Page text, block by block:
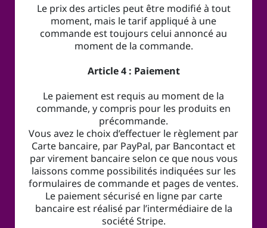
Le prix des articles peut être modifié à tout
moment, mais le tarif appliqué à une
commande est toujours celui annoncé au
moment de la commande.
Article 4 : Paiement
Le paiement est requis au moment de la
commande, y compris pour les produits en
précommande.
Vous avez le choix d’effectuer le règlement par
Carte bancaire, par PayPal, par Bancontact et
par virement bancaire selon ce que nous vous
laissons comme possibilités indiquées sur les
formulaires de commande et pages de ventes.
Le paiement sécurisé en ligne par carte
bancaire est réalisé par l’intermédiaire de la
société Stripe.